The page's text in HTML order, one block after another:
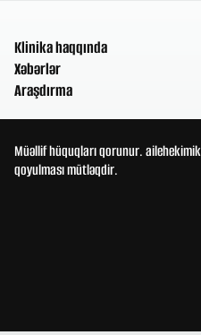
Klinika haqqında
Xəbərlər
Araşdırma
Müəllif hüquqları qorunur.
qoyulması mütləqdir.